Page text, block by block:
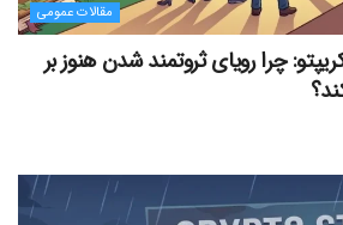
مقالات عمومی
در کریپتو: چرا رویای ثروتمند شدن هنوز بر